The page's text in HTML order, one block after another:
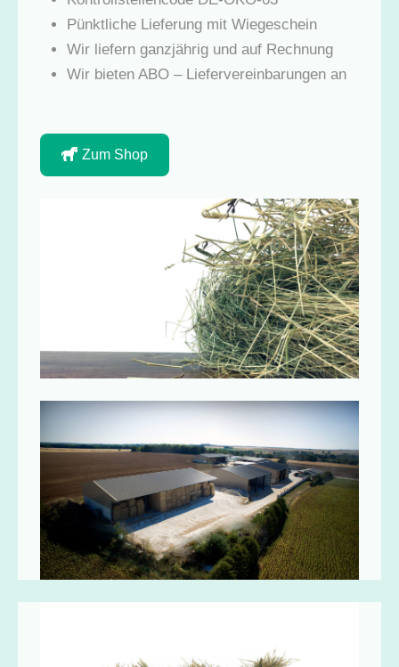
Pünktliche Lieferung mit Wiegeschein
Wir liefern ganzjährig und auf Rechnung
Wir bieten ABO – Liefervereinbarungen an
Zum Shop